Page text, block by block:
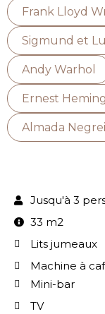
Frank Lloyd
Sigmund et
Andy Warhol
Ernest
Almada
Jusqu'à 3
33 m2
Lits jumeaux
Machine à
Mini-bar
TV